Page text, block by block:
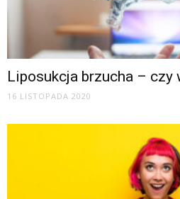
Liposukcja brzucha – czy
16 LISTOPADA 2020